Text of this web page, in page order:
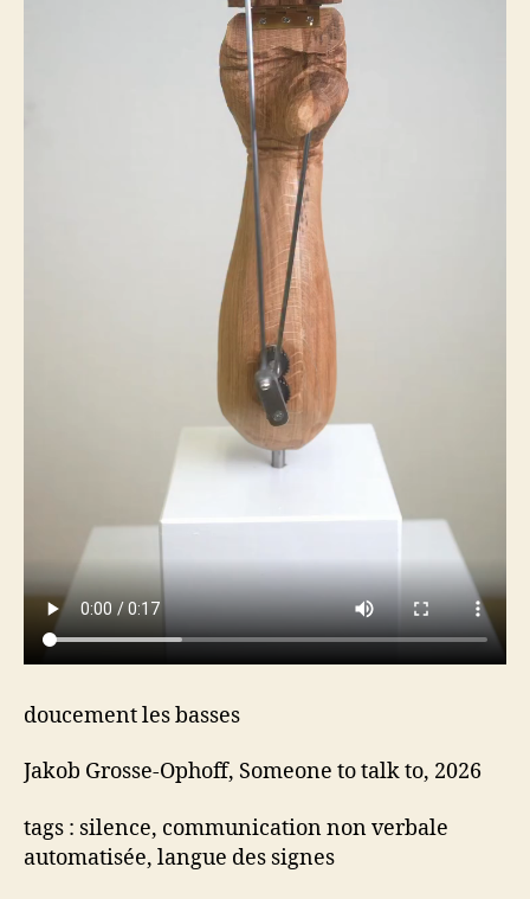
doucement les basses
Jakob Grosse-Ophoff, Someone to talk to, 2026
tags : silence, communication non verbale
automatisée, langue des signes